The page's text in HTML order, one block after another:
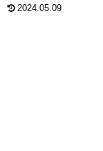
2024.05.09